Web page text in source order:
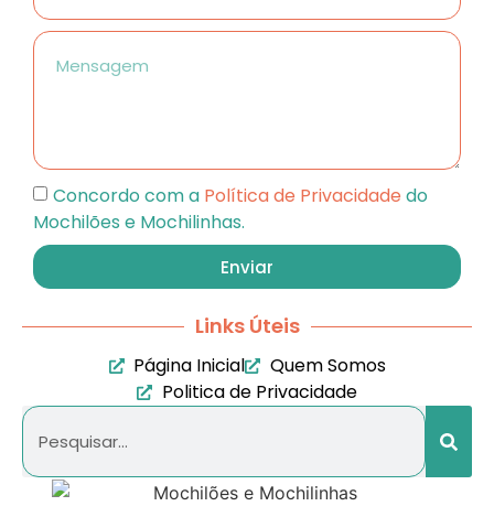
Concordo com a Política de Privacidade do
Mochilões e Mochilinhas.
Enviar
Links Úteis
Página Inicial
Quem Somos
Politica de Privacidade